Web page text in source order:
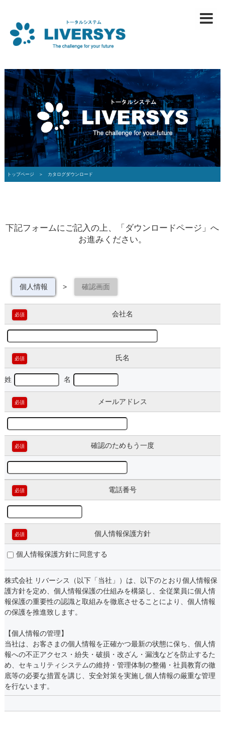
トップページ ＞ カタログダウンロード
下記フォームにご記入の上、「ダウンロードページ」へ
お進みください。
個人情報 > 確認画面
必須 会社名
必須 氏名
姓 名
必須 メールアドレス
必須 確認のためもう一度
必須 電話番号
必須 個人情報保護方針
個人情報保護方針に同意する
株式会社 リバーシス（以下「当社」）は、以下のとおり個人情報保
護方針を定め、個人情報保護の仕組みを構築し、全従業員に個人情
報保護の重要性の認識と取組みを徹底させることにより、個人情報
の保護を推進致します。
【個人情報の管理】
当社は、お客さまの個人情報を正確かつ最新の状態に保ち、個人情
報への不正アクセス・紛失・破損・改ざん・漏洩などを防止するた
め、セキュリティシステムの維持・管理体制の整備・社員教育の徹
底等の必要な措置を講じ、安全対策を実施し個人情報の厳重な管理
を行ないます。